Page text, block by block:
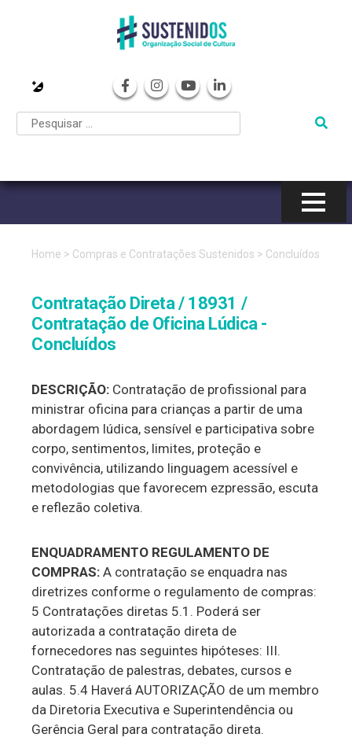
Pular
o
Home > Compras e Contratações Sustenidos > Concluídos
Contratação Direta / 18931 /
Contratação de Oficina Lúdica -
Concluídos
DESCRIÇÃO: Contratação de profissional para
ministrar oficina para crianças a partir de uma
abordagem lúdica, sensível e participativa sobre
corpo, sentimentos, limites, proteção e
convivência, utilizando linguagem acessível e
metodologias que favorecem ezpressão, escuta
e reflezão coletiva.
ENQUADRAMENTO REGULAMENTO DE
COMPRAS: A contratação se enquadra nas
diretrizes conforme o regulamento de compras:
5 Contratações diretas 5.1. Poderá ser
autorizada a contratação direta de
fornecedores nas seguintes hipóteses: III.
Contratação de palestras, debates, cursos e
aulas. 5.4 Haverá AUTORIZAÇÃO de um membro
da Diretoria Executiva e Superintendência ou
Gerência Geral para contratação direta.